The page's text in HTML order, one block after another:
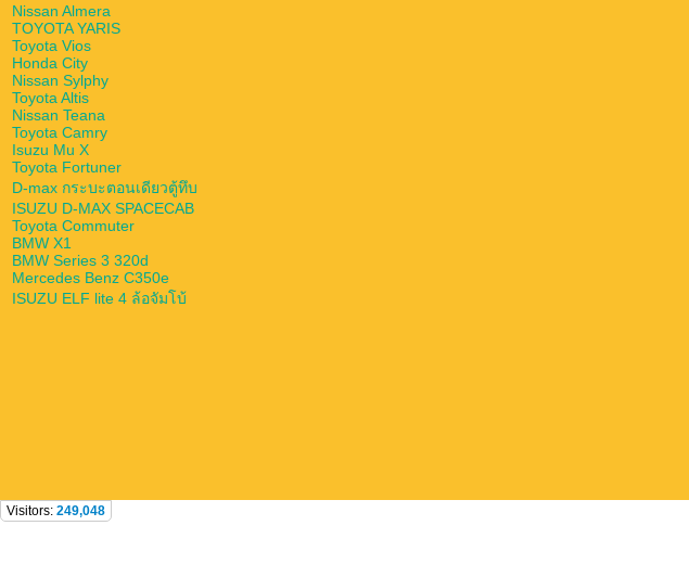
Nissan Almera
TOYOTA YARIS
Toyota Vios
Honda City
Nissan Sylphy
Toyota Altis
Nissan Teana
Toyota Camry
Isuzu Mu X
Toyota Fortuner
D-max กระบะตอนเดียวตู้ทึบ
ISUZU D-MAX SPACECAB
Toyota Commuter
BMW X1
BMW Series 3 320d
Mercedes Benz C350e
ISUZU ELF lite 4 ล้อจัมโบ้
Visitors: 249,048